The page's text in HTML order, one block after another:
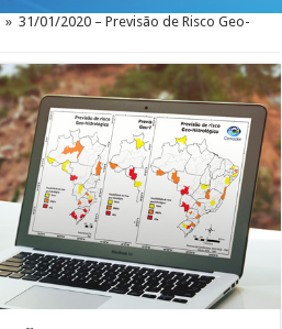
Acesso à informação
Canais
» 31/01/2020 – Previsão de Risco Geo-